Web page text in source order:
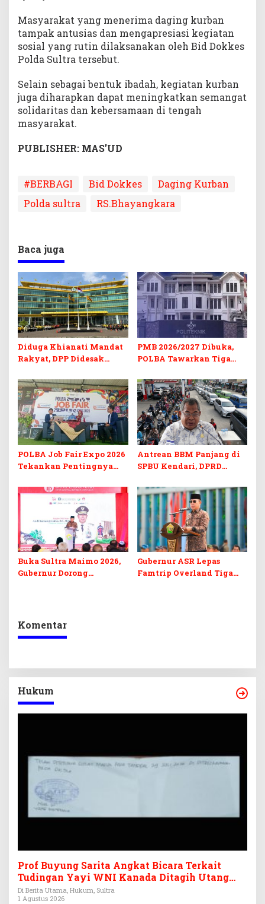
Masyarakat yang menerima daging kurban
tampak antusias dan mengapresiasi kegiatan
sosial yang rutin dilaksanakan oleh Bid Dokkes
Polda Sultra tersebut.
Selain sebagai bentuk ibadah, kegiatan kurban
juga diharapkan dapat meningkatkan semangat
solidaritas dan kebersamaan di tengah
masyarakat.
PUBLISHER: MAS’UD
#BERBAGI Bid Dokkes
Daging Kurban
Polda sultra
RS.Bhayangkara
Baca juga
Diduga Khianati Mandat
Rakyat, DPP Didesak
Morowali
PMB 2026/2027 Dibuka,
POLBA Tawarkan Tiga
Kuliah Gratis
POLBA Job Fair Expo 2026
Tekankan Pentingnya
Digital
Antrean BBM Panjang di
SPBU Kendari, DPRD
Barcode Curang
Buka Sultra Maimo 2026,
Gubernur Dorong
Gubernur ASR Lepas
Famtrip Overland Tiga
Komentar
Hukum
Prof Buyung Sarita Angkat Bicara Terkait
Tudingan Yayi WNI Kanada Ditagih Utang
Rp3,6 Miliar
Di Berita Utama, Hukum, Sultra
1 Agustus 2026